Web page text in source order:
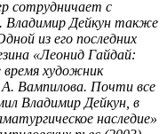
сотрудничает с
Дейкун также
из его последних
«Леонид Гайдай:
время художник
Вампилова. Почти все
Владимир Дейкун, в
наследие»